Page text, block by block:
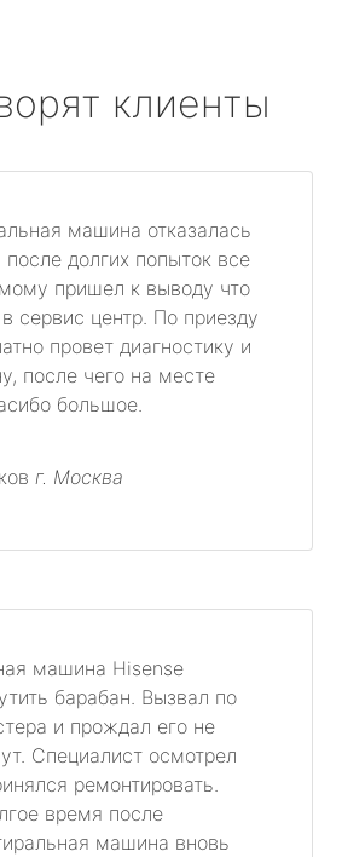
клиенты
машина отказалась
долгих попыток все
пришел к выводу что
сервис центр. По приезду
провет диагностику и
после чего на месте
большое.
г. Москва
машина Hisense
барабан. Вызвал по
и прождал его не
Специалист осмотрел
ремонтировать.
время после
машина вновь